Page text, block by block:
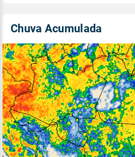
Chuva Acumulada